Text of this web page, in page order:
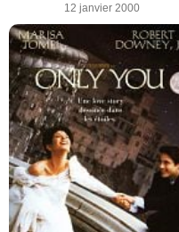
12 janvier 2000